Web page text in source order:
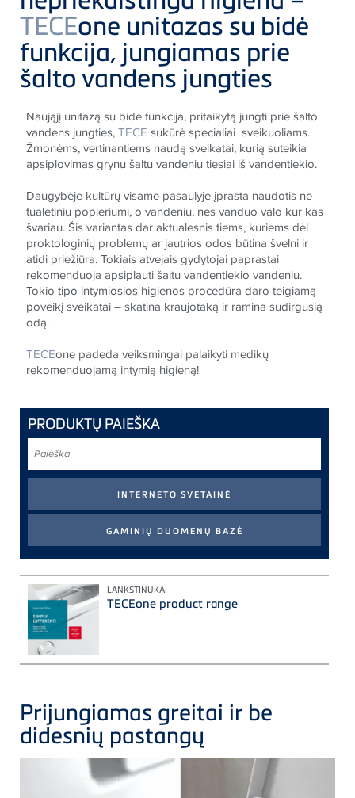
TECEone unitazas su bidė
funkcija, jungiamas prie
šalto vandens jungties
Naująjį unitazą su bidė funkcija, pritaikytą jungti prie šalto
vandens jungties,TECE sukūrė specialiai sveikuoliams.
Žmonėms, vertinantiems naudą sveikatai, kurią suteikia
apsiplovimas grynu šaltu vandeniu tiesiai iš vandentiekio.
Daugybėje kultūrų visame pasaulyje įprasta naudotis ne
tualetiniu popieriumi, o vandeniu, nes vanduo valo kur kas
švariau. Šis variantas dar aktualesnis tiems, kuriems dėl
proktologinių problemų ar jautrios odos būtina švelni ir
atidi priežiūra. Tokiais atvejais gydytojai paprastai
rekomenduoja apsiplauti šaltu vandentiekio vandeniu.
Tokio tipo intymiosios higienos procedūra daro teigiamą
poveikį sveikatai – skatina kraujotaką ir ramina sudirgusią
odą.
TECEone padeda veiksmingai palaikyti medikų
rekomenduojamą intymią higieną!
PRODUKTŲ PAIEŠKA
LANKSTINUKAI
TECEone product range
Prijungiamas greitai ir be
didesnių pastangų